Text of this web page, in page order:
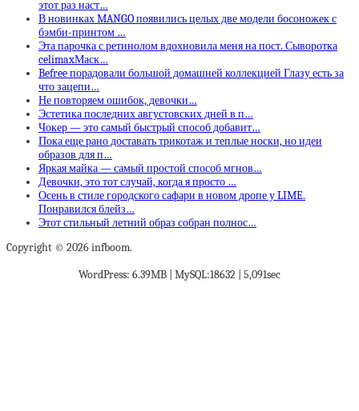
этот раз наст…
В новинках MANGO появились целых две модели босоножек с
бэмби-принтом …
Эта парочка с ретинолом вдохновила меня на пост. Сыворотка
celimaxМаск…
Befree порадовали большой домашней коллекцией Глазу есть за
что зацепи…
Не повторяем ошибок, девочки…
Эстетика последних августовских дней в п…
Чокер — это самый быстрый способ добавит…
Пока еще рано доставать трикотаж и теплые носки, но идеи
образов для п…
Яркая майка — самый простой способ мгнов…
Девочки, это тот случай, когда я просто …
Осень в стиле городского сафари в новом дропе у LIME.
Понравился блейз…
Этот стильный летний образ собран полнос…
Copyright © 2026 infboom.
WordPress: 6.39MB | MySQL:18632 | 5,091sec